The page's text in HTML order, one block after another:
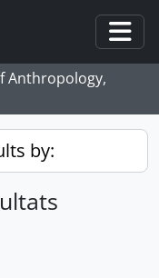
Anthropology,
by: